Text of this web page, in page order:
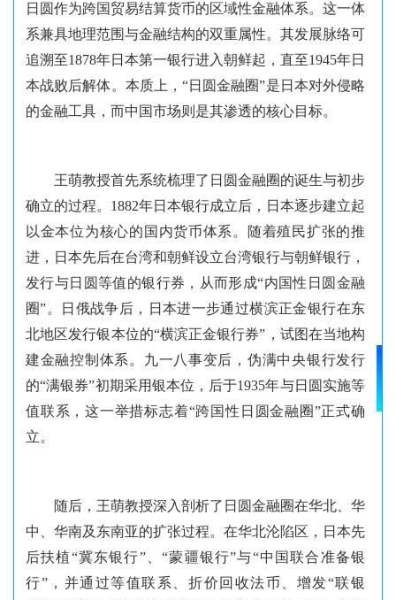
日圆作为跨国贸易结算货币的区域性金融体系。这一体
系兼具地理范围与金融结构的双重属性。其发展脉络可
追溯至1878年日本第一银行进入朝鲜起，直至1945年日
本战败后解体。本质上，“日圆金融圈”是日本对外侵略
的金融工具，而中国市场则是其渗透的核心目标。
王萌教授首先系统梳理了日圆金融圈的诞生与初步
确立的过程。1882年日本银行成立后，日本逐步建立起
以金本位为核心的国内货币体系。随着殖民扩张的推
进，日本先后在台湾和朝鲜设立台湾银行与朝鲜银行，
发行与日圆等值的银行券，从而形成“内国性日圆金融
圈”。日俄战争后，日本进一步通过横滨正金银行在东
北地区发行银本位的“横滨正金银行券”，试图在当地构
建金融控制体系。九一八事变后，伪满中央银行发行
的“满银券”初期采用银本位，后于1935年与日圆实施等
值联系，这一举措标志着“跨国性日圆金融圈”正式确
立。
随后，王萌教授深入剖析了日圆金融圈在华北、华
中、华南及东南亚的扩张过程。在华北沦陷区，日本先
后扶植“冀东银行”、“蒙疆银行”与“中国联合准备银
行”，并通过等值联系、折价回收法币、增发“联银